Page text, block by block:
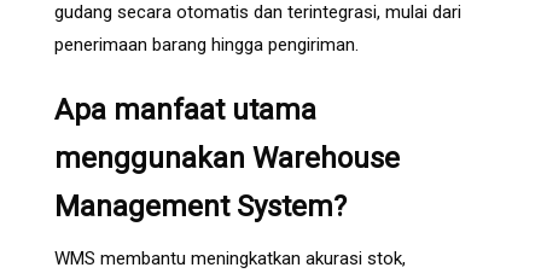
gudang secara otomatis dan terintegrasi, mulai dari
penerimaan barang hingga pengiriman.
Apa manfaat utama
menggunakan Warehouse
Management System?
WMS membantu meningkatkan akurasi stok,